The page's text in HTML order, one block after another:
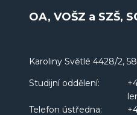
OA, VOŠZ a SZŠ,
Karoliny Světlé 4428/2,
Studijní oddělení:
Telefon ústředna: